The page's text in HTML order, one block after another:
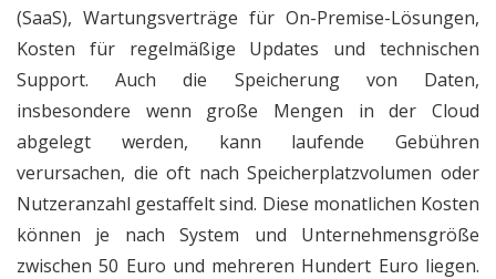
(SaaS), Wartungsverträge für On-Premise-Lösungen,
Kosten für regelmäßige Updates und technischen
Support. Auch die Speicherung von Daten,
insbesondere wenn große Mengen in der Cloud
abgelegt werden, kann laufende Gebühren
verursachen, die oft nach Speicherplatzvolumen oder
Nutzeranzahl gestaffelt sind. Diese monatlichen Kosten
können je nach System und Unternehmensgröße
zwischen 50 Euro und mehreren Hundert Euro liegen.